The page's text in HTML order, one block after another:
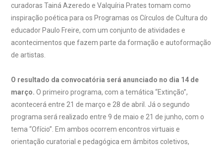
curadoras Tainá Azeredo e Valquíria Prates tomam como
inspiração poética para os Programas os Círculos de Cultura do
educador Paulo Freire, com um conjunto de atividades e
acontecimentos que fazem parte da formação e autoformação
de artistas.
O resultado da convocatória será anunciado no dia 14 de
março. O primeiro programa, com a temática “Extinção”,
acontecerá entre 21 de março e 28 de abril. Já o segundo
programa será realizado entre 9 de maio e 21 de junho, com o
tema “Ofício”. Em ambos ocorrem encontros virtuais e
orientação curatorial e pedagógica em âmbitos coletivos,